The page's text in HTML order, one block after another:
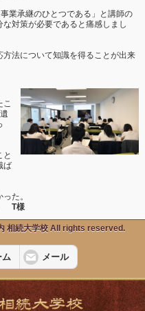
事業承継のひとつである」と講師の
対策が必要であると痛感しまし
法について知識を得ることが出来
こ
と
ば
た。
T様
続大学校 All rights reserved.
ム メール